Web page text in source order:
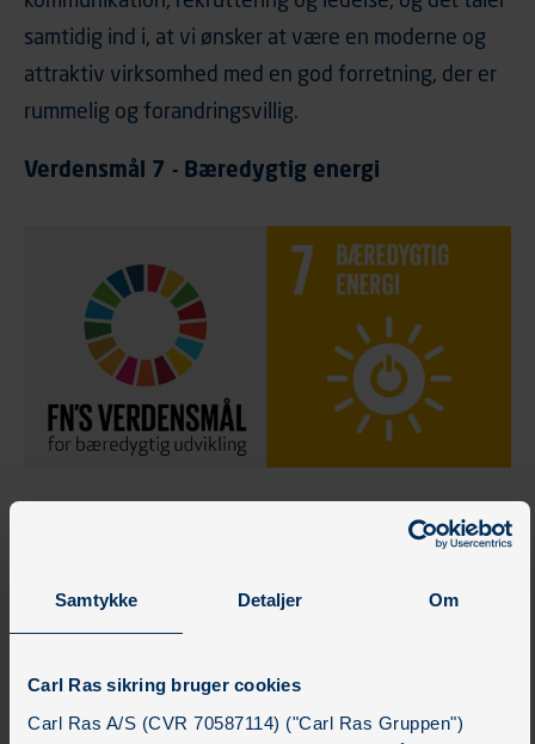
Samtykke Detaljer Om
Carl Ras sikring bruger cookies
Carl Ras A/S (CVR 70587114) ("Carl Ras Gruppen")
samtidig ind i, at vi ønsker at være en moderne og
attraktiv virksomhed med en god forretning, der er
rummelig og forandringsvillig.
Verdensmål 7 - Bæredygtig energi
Frem mod 2030 vil vi i Carl Ras reducere vores CO2-
baseline i 2018. Derudover vil vi være ’net zero’ i
2050. Dette opnår vi blandt andet gennem kørsel af
byvogne og firmabiler i Carl Ras, afbrænding af